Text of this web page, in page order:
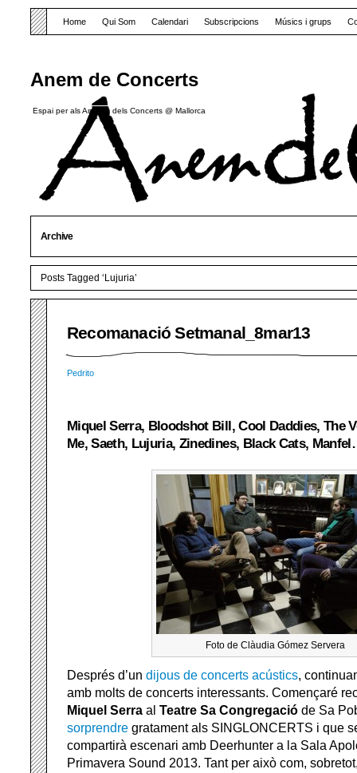
Anem de Concerts
Espai per als Amants dels Concerts @ Mallorca
Home Qui Som Calendari Subscripcions Músics i grups
Archive
Posts Tagged ‘Lujuria’
Recomanació Setmanal_8mar13
Pedrito
Miquel Serra, Bloodshot Bill, Cool Daddies, The
Me, Saeth, Lujuria, Zinedines, Black Cats,
Foto de Clàudia Gómez Servera
Després d’un dijous de concerts acústics,
amb molts de concerts interessants. Començaré
Miquel Serra al Teatre Sa Congregació de Sa
sorprendre gratament als SINGLONCERTS i que
compartirà escenari amb Deerhunter a la Sala
Primavera Sound 2013. Tant per això com,